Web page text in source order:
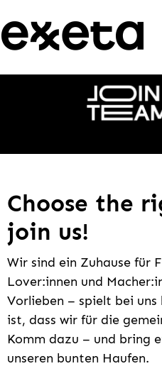
Choose the
join us!
Wir sind ein Zuhause für
Lover:innen und
Vorlieben – spielt bei uns
ist, dass wir für die
Komm dazu – und bring
unseren bunten Haufen.